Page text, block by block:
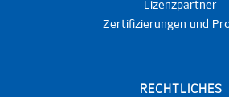
Lizenzpartner
Zertifizierungen und
RECHTLICHES